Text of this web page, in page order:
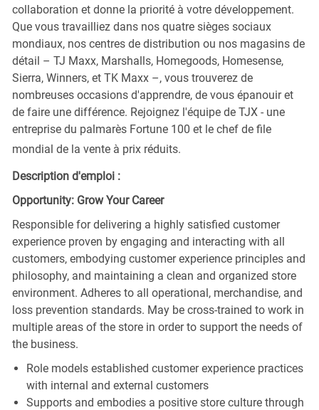
collaboration et donne la priorité à votre développement.
Que vous travailliez dans nos quatre sièges sociaux
mondiaux, nos centres de distribution ou nos magasins de
détail – TJ Maxx, Marshalls, Homegoods, Homesense,
Sierra, Winners, et TK Maxx –, vous trouverez de
nombreuses occasions d'apprendre, de vous épanouir et
de faire une différence. Rejoignez l'équipe de TJX - une
entreprise du palmarès Fortune 100 et le chef de file
mondial de la vente à prix réduits.
Description d'emploi :
Opportunity: Grow Your Career
Responsible for delivering a highly satisfied customer
experience proven by engaging and interacting with all
customers, embodying customer experience principles and
philosophy, and maintaining a clean and organized store
environment. Adheres to all operational, merchandise, and
loss prevention standards. May be cross-trained to work in
multiple areas of the store in order to support the needs of
the business.
Role models established customer experience practices
with internal and external customers
Supports and embodies a positive store culture through